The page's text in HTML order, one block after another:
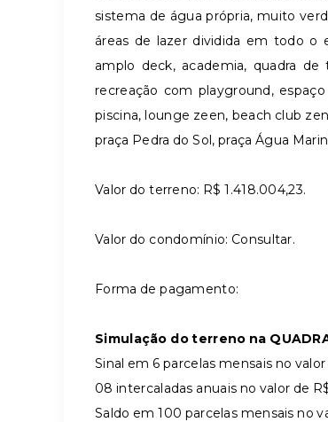
sistema de água própria, muito
áreas de lazer dividida em todo o
amplo deck, academia, quadra
recreação com playground,
piscina, lounge zeen, beach club
praça Pedra do Sol, praça Água
Valor do terreno: R$ 1.418.004,23.
Valor do condomínio: Consultar.
Forma de pagamento:
Simulação do terreno na
Sinal em 6 parcelas mensais no valor
08 intercaladas anuais no valor de R$
Saldo em 100 parcelas mensais no